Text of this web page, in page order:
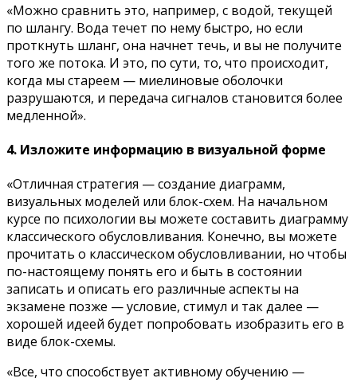
«Можно сравнить это, например, с водой, текущей
по шлангу. Вода течет по нему быстро, но если
проткнуть шланг, она начнет течь, и вы не получите
того же потока. И это, по сути, то, что происходит,
когда мы стареем — миелиновые оболочки
разрушаются, и передача сигналов становится более
медленной».
4. Изложите информацию в визуальной форме
«Отличная стратегия — создание диаграмм,
визуальных моделей или блок-схем. На начальном
курсе по психологии вы можете составить диаграмму
классического обусловливания. Конечно, вы можете
прочитать о классическом обусловливании, но чтобы
по-настоящему понять его и быть в состоянии
записать и описать его различные аспекты на
экзамене позже — условие, стимул и так далее —
хорошей идеей будет попробовать изобразить его в
виде блок-схемы.
«Все, что способствует активному обучению —